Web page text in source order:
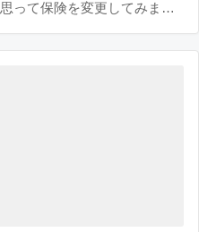
って保険を変更してみまし
ューリッヒ少額短期】に乗
まとめて残しておきます。